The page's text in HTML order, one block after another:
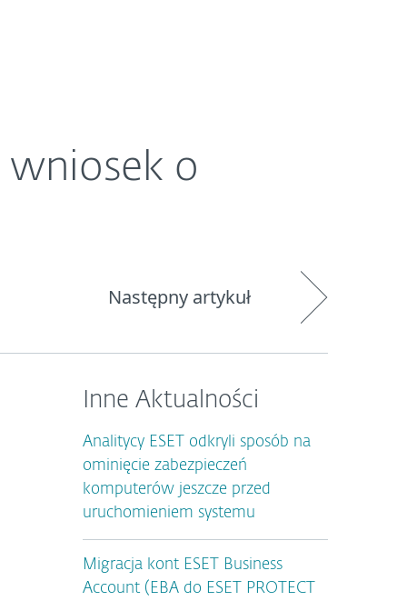
wniosek o
Następny artykuł
Inne Aktualności
Analitycy ESET odkryli sposób na
ominięcie zabezpieczeń
komputerów jeszcze przed
uruchomieniem systemu
Migracja kont ESET Business
Account (EBA do ESET PROTECT